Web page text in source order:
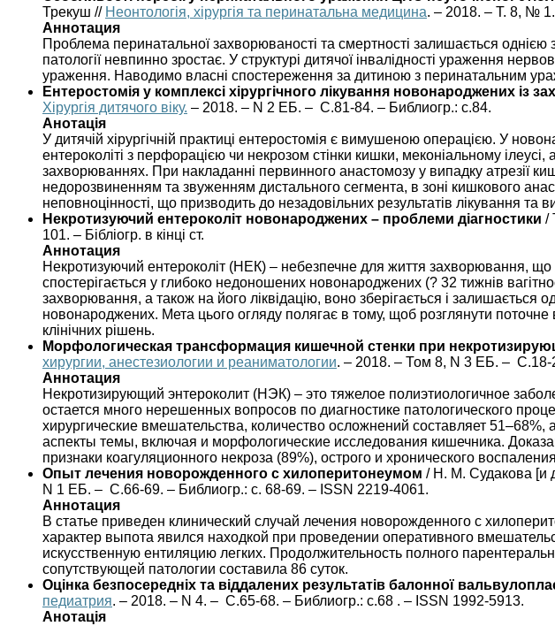
Трекуш // Неонтологія, хірургія та перинатальна медицина. – 2018. – Т. 8, № 1.
Аннотация
Проблема перинатальної захворюваності та смертності залишається
патології невпинно зростає. У структурі дитячої інвалідності ураження
ураження. Наводимо власні спостереження за дитиною з перинатальним
Ентеростомія у комплексі хірургічного лікування новонароджених
Хірургія дитячого віку. – 2018. – N 2 ЕБ. – С.81-84. – Библиогр.: с.84.
Анотація
У дитячій хірургічній практиці ентеростомія є вимушеною операцією. У
ентероколіті з перфорацією чи некрозом стінки кишки, меконіальному
захворюваннях. При накладанні первинного анастомозу у випадку атрезії
недорозвиненням та звуженням дистального сегмента, в зоні кишкового
неповноцінності, що призводить до незадовільних результатів лікування та
Некротизуючий ентероколіт новонароджених – проблеми діагностики /
101. – Бібліогр. в кінці ст.
Аннотация
Некротизуючий ентероколіт (НЕК) – небезпечне для життя захворювання,
спостерігається у глибоко недоношених новонароджених (? 32 тижнів
захворювання, а також на його ліквідацію, воно зберігається і залишається
новонароджених. Мета цього огляду полягає в тому, щоб розглянути
клінічних рішень.
Морфологическая трансформация кишечной стенки при
хирургии, анестезиологии и реаниматологии. – 2018. – Том 8, N 3 ЕБ. – С.18-
Аннотация
Некротизирующий энтероколит (НЭК) – это тяжелое полиэтиологичное
остается много нерешенных вопросов по диагностике патологического
хирургические вмешательства, количество осложнений составляет
аспекты темы, включая и морфологические исследования кишечника.
признаки коагуляционного некроза (89%), острого и хронического
Опыт лечения новорожденного с хилоперитонеумом / Н. М. Судакова [и
N 1 ЕБ. – С.66-69. – Библиогр.: с. 68-69. – ISSN 2219-4061.
Аннотация
В статье приведен клинический случай лечения новорожденного с
характер выпота явился находкой при проведении оперативного
искусственную ентиляцию легких. Продолжительность полного
сопутствующей патологии составила 86 суток.
Оцінка безпосередніх та віддалених результатів балонної
педиатрия. – 2018. – N 4. – С.65-68. – Библиогр.: с.68 . – ISSN 1992-5913.
Анотація